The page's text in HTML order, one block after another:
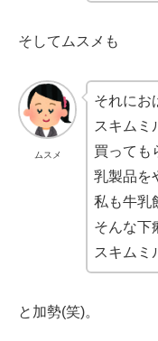
そしてムスメも
ムスメ
それにお
スキムミ
買っても
乳製品を
私も牛乳
そんな下
スキムミ
と加勢(笑)。